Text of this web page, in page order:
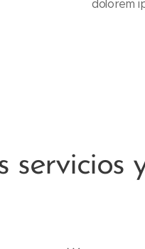
dolorem